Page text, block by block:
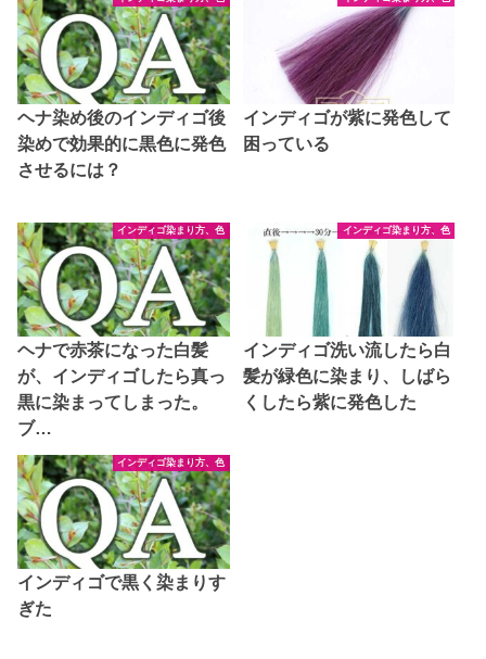
ヘナ染め後のインディゴ後
染めで効果的に黒色に発色
させるには？
インディゴが紫に発色して
困っている
インディゴ染まり方、色
ヘナで赤茶になった白髪
が、インディゴしたら真っ
黒に染まってしまった。
ブ…
インディゴ染まり方、色
インディゴ洗い流したら白
髪が緑色に染まり、しばら
くしたら紫に発色した
インディゴ染まり方、色
インディゴで黒く染まりす
ぎた